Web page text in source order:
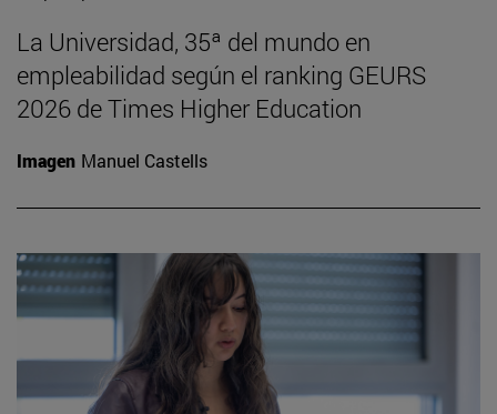
La Universidad, 35ª del mundo en
empleabilidad según el ranking GEURS
2026 de Times Higher Education
Imagen Manuel Castells